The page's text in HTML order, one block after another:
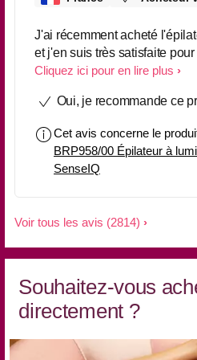
J'ai récemment acheté
et j'en suis très satisfaite pour
moment et au bout de 3
disparus (aisselles et
plus de la moitié, ce qui est
delà de mes attentes. Le
c'est outre son prix très élevé,
(appareil, chargeur et
je ne m'en seras pas,
s'attendrait à une pochette au
Cliquez ici pour en lire plus
Oui, je recommande ce
Cet avis concerne le
BRP958/00 Épilateur à
SenseIQ
Voir tous les avis (2814)
Souhaitez-vous
directement ?
Reconditionné